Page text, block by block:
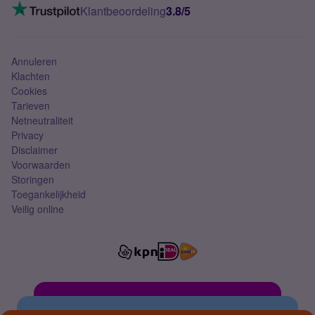
Mobiel abonnement
VoLTE 4G bellenKlantbeoordeling3.8/5
Annuleren
Klachten
Cookies
Tarieven
Netneutraliteit
Privacy
Disclaimer
Voorwaarden
Storingen
Toegankelijkheid
Veilig online